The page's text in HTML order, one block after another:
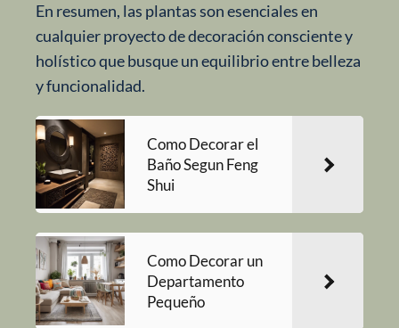
En resumen, las plantas son esenciales en
cualquier proyecto de decoración consciente y
holístico que busque un equilibrio entre belleza
y funcionalidad.
Como Decorar el
Baño Segun Feng
Shui
Como Decorar un
Departamento
Pequeño